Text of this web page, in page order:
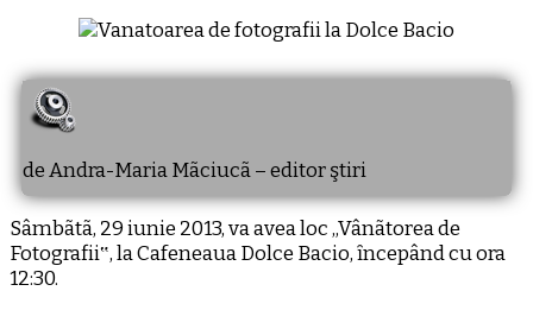
de Andra-Maria Mãciucã – editor ştiri
Sâmbãtã, 29 iunie 2013, va avea loc „Vânãtorea de
Fotografii‟, la Cafeneaua Dolce Bacio, ȋncepând cu ora
12:30.